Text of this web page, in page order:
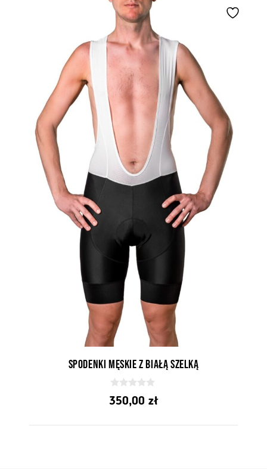
Spodenki męskie z białą szelką
0
z
350,00 zł